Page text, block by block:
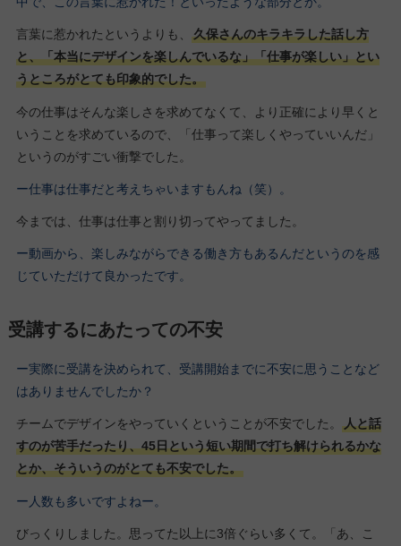
言葉に惹かれたというよりも、
久保さんのキラキラした話し方
と、「本当にデザインを楽しんでいるな」「仕事が楽しい」とい
うところがとても印象的でした。
今の仕事はそんな楽しさを求めてなくて、より正確により早くと
いうことを求めているので、「仕事って楽しくやっていいんだ」
というのがすごい衝撃でした。
ー仕事は仕事だと考えちゃいますもんね（笑）。
今までは、仕事は仕事と割り切ってやってました。
ー動画から、楽しみながらできる働き方もあるんだというのを感
じていただけて良かったです。
受講するにあたっての不安
ー実際に受講を決められて、受講開始までに不安に思うことなど
はありませんでしたか？
チームでデザインをやっていくということが不安でした。
人と話
すのが苦手だったり、45日という短い期間で打ち解けられるかな
とか、そういうのがとても不安でした。
ー人数も多いですよねー。
びっくりしました。思ってた以上に3倍ぐらい多くて。「あ、こ